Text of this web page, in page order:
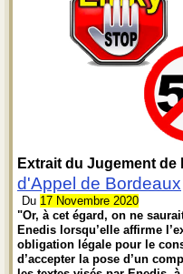
Extrait du Jugement de
d'Appel de Bordeaux
Du 17 Novembre 2020
"Or, à cet égard, on ne
Enedis lorsqu’elle affirme
obligation légale pour le
d’accepter la pose d’un